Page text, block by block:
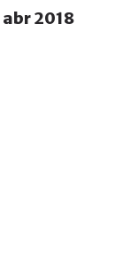
abr2018